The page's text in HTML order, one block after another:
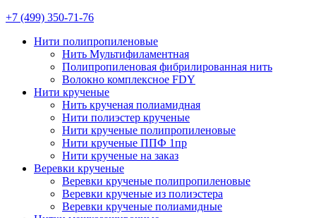
+7 (499) 350-71-76
Нити полипропиленовые
Нить Мультифиламентная
Полипропиленовая фибрилированная нить
Волокно комплексное FDY
Нити крученые
Нить крученая полиамидная
Нити полиэстер крученые
Нити крученые полипропиленовые
Нити крученые ППФ 1пр
Нити крученые на заказ
Веревки крученые
Веревки крученые полипропиленовые
Веревки крученые из полиэстера
Веревки крученые полиамидные